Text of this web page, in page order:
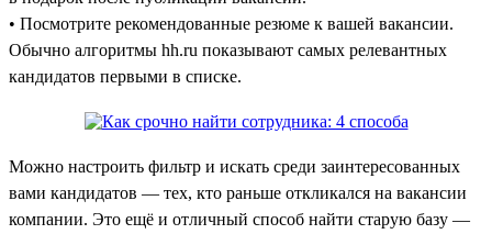
• Посмотрите рекомендованные резюме к вашей вакансии.
Обычно алгоритмы hh.ru показывают самых релевантных
кандидатов первыми в списке.
Можно настроить фильтр и искать среди заинтересованных
вами кандидатов — тех, кто раньше откликался на вакансии
компании. Это ещё и отличный способ найти старую базу —